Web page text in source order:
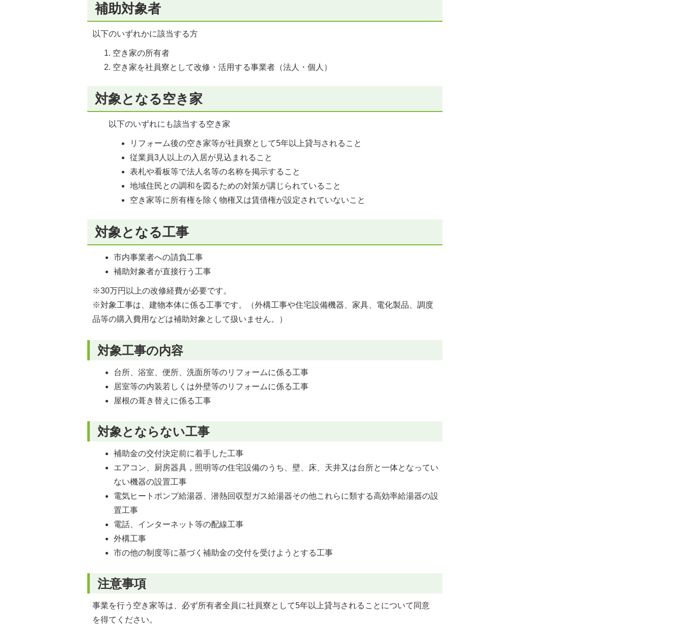
補助対象者
以下のいずれかに該当する方
空き家の所有者
空き家を社員寮として改修・活用する事業者（法人・個人）
対象となる空き家
以下のいずれにも該当する空き家
リフォーム後の空き家等が社員寮として5年以上貸与されること
従業員3人以上の入居が見込まれること
表札や看板等で法人名等の名称を掲示すること
地域住民との調和を図るための対策が講じられていること
空き家等に所有権を除く物権又は賃借権が設定されていないこと
対象となる工事
市内事業者への請負工事
補助対象者が直接行う工事
※30万円以上の改修経費が必要です。
※対象工事は、建物本体に係る工事です。（外構工事や住宅設備機器、家具、電化製品、調度
品等の購入費用などは補助対象として扱いません。）
対象工事の内容
台所、浴室、便所、洗面所等のリフォームに係る工事
居室等の内装若しくは外壁等のリフォームに係る工事
屋根の葺き替えに係る工事
対象とならない工事
補助金の交付決定前に着手した工事
エアコン、厨房器具，照明等の住宅設備のうち、壁、床、天井又は台所と一体となってい
ない機器の設置工事
電気ヒートポンプ給湯器、潜熱回収型ガス給湯器その他これらに類する高効率給湯器の設
置工事
電話、インターネット等の配線工事
外構工事
市の他の制度等に基づく補助金の交付を受けようとする工事
注意事項
事業を行う空き家等は、必ず所有者全員に社員寮として5年以上貸与されることについて同意
を得てください。